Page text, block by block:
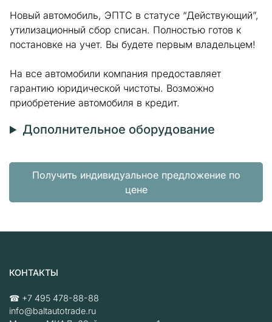
Новый автомобиль, ЭПТС в статусе “Действующий”,
утилизационный сбор списан. Полностью готов к
постановке на учет. Вы будете первым владельцем!
На все автомобили компания предоставляет
гарантию юридической чистоты. Возможно
приобретение автомобиля в кредит.
Дополнительное оборудование
Получить индивидуальное предложение по
цене
КОНТАКТЫ
☎ +7 495 478-88-88
info@baltautotrade.ru